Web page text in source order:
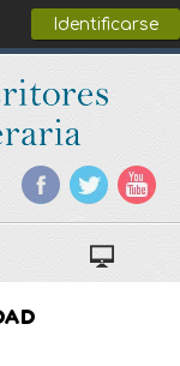
Identificarse